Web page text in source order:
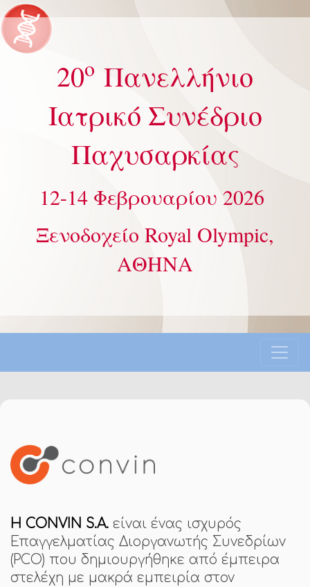
20ο Πανελλήνιο
Ιατρικό Συνέδριο
Παχυσαρκίας
12-14 Φεβρουαρίου 2026
Ξενοδοχείο Royal Olympic,
ΑΘΗΝΑ
Η CONVIN S.A. είναι ένας ισχυρός
Επαγγελματίας Διοργανωτής Συνεδρίων
(PCO) που δημιουργήθηκε από έμπειρα
στελέχη με μακρά εμπειρία στον